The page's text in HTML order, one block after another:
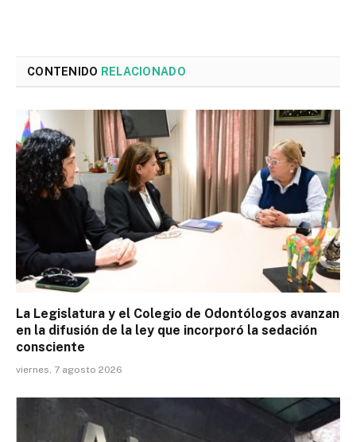
CONTENIDO RELACIONADO
La Legislatura y el Colegio de Odontólogos avanzan
en la difusión de la ley que incorporó la sedación
consciente
viernes, 7 agosto 2026